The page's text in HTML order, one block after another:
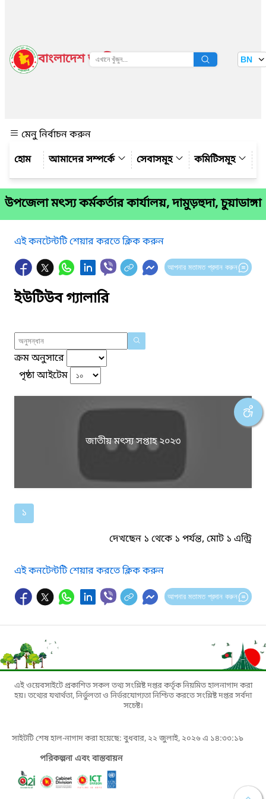
বাংলাদেশ জাতীয় তথ্য বাতায়ন BN
মেনু নির্বাচন করুন
আমাদের সম্পর্কে
সেবাসমূহ কমিটিসমূহ
উপজেলা মৎস্য কর্মকর্তার কার্যালয়, দামুড়হুদা, চুয়াডাঙ্গা
এই কনটেন্টটি শেয়ার করতে ক্লিক করুন
আপনার মতামত প্রদান করুন
ইউটিউব গ্যালারি
ক্রম অনুসারে
পৃষ্ঠা আইটেম
জাতীয় মৎস্য সপ্তাহ ২০২৩
১
দেখছেন ১ থেকে ১ পর্যন্ত, মোট ১ এন্ট্রি
এই কনটেন্টটি শেয়ার করতে ক্লিক করুন
আপনার মতামত প্রদান করুন
এই ওয়েবসাইটে প্রকাশিত সকল তথ্য সংশ্লিষ্ট দপ্তর কর্তৃক নিয়মিত হালনাগাদ করা
হয়। তথ্যের যথার্থতা, নির্ভুলতা ও নির্ভরযোগ্যতা নিশ্চিত করতে সংশ্লিষ্ট দপ্তর সর্বদা
সচেষ্ট।
সাইটটি শেষ হাল-নাগাদ করা হয়েছে: বুধবার, ২২ জুলাই, ২০২৬ এ ১৪:৩৩:১৯
পরিকল্পনা এবং বাস্তবায়ন